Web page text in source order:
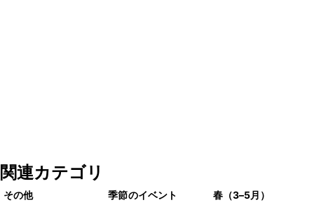
関連カテゴリ
その他 季節のイベント 春（3–5月）